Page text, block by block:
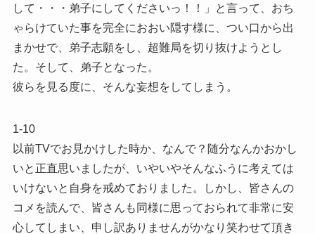
して・・・弟子にしてくださいっ！！」と言って、おち
ゃらけていた事を完全におおい隠す様に、つい口から出
まかせで、弟子志願をし、超難局を切り抜けようとし
た。そして、弟子となった。
彼らを見る度に、そんな妄想をしてしまう。
1-10
以前TVでお見かけした時か、なんで？随分なんかおかし
いと正直思いましたが、いやいやそんなふうに考えては
いけないと自身を戒めておりました。しかし、皆さんの
コメを読んで、皆さんも同様に思っておられて非常に安
心してしまい、申し訳ありませんがかなり笑わせて頂き